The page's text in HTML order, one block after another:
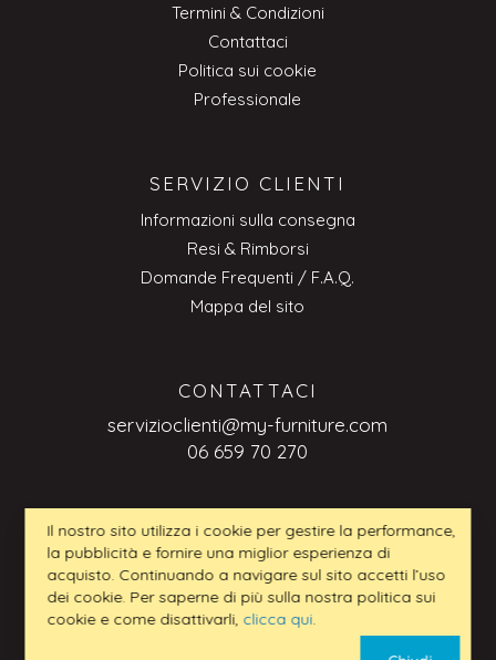
Termini & Condizioni
Contattaci
Politica sui cookie
Professionale
SERVIZIO CLIENTI
Informazioni sulla consegna
Resi & Rimborsi
Domande Frequenti / F.A.Q.
Mappa del sito
CONTATTACI
servizioclienti@my-furniture.com
06 659 70 270
RICHIESTE BUSINESS-TO-BUSINESS
servizioclienti@my-furniture.com
Il nostro sito utilizza i cookie per gestire la performance,
la pubblicità e fornire una miglior esperienza di
acquisto. Continuando a navigare sul sito accetti l’uso
dei cookie. Per saperne di più sulla nostra politica sui
cookie e come disattivarli, clicca qui.